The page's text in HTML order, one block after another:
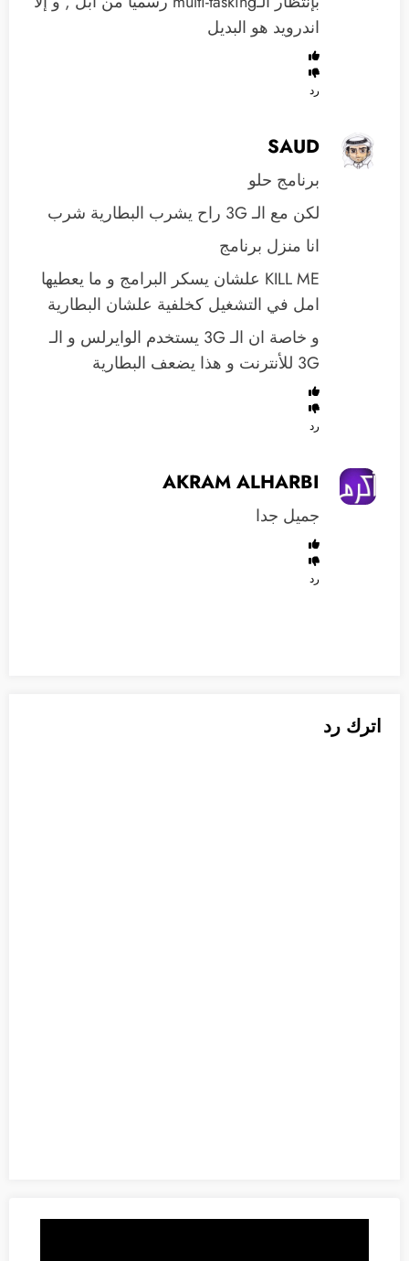
اندرويد هو البديل
رد
SAUD
برنامج حلو
لكن مع الـ 3G راح يشرب البطارية شرب
انا منزل برنامج
KILL ME علشان يسكر البرامج و ما يعطيها
امل في التشغيل كخلفية علشان البطارية
و خاصة ان الـ 3G يستخدم الوايرلس و الـ
3G للأنترنت و هذا يضعف البطارية
رد
AKRAM ALHARBI
جميل جدا
رد
اترك رد